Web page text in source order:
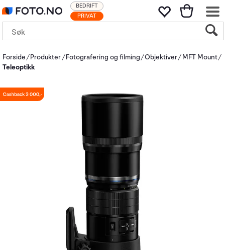
PRIVAT
BEDRIFT
Forside Produkter Fotografering og filming Objektiver
MFT Mount
Teleoptikk